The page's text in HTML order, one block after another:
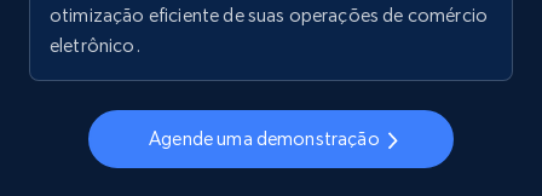
more.
5.6K+ 875+ Comece agora
otimização eficiente de suas operações de comércio
eletrônico.
Agende uma demonstração